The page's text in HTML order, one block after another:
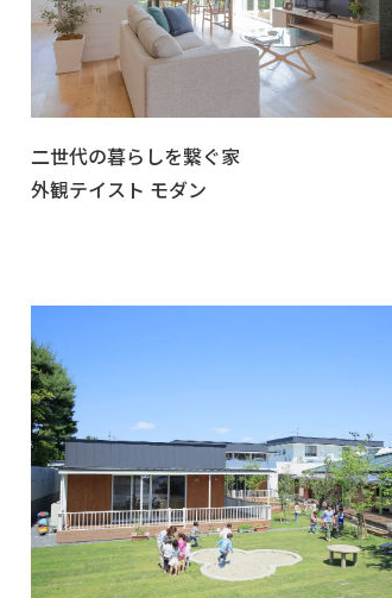
二世代の暮らしを繋ぐ家
外観テイスト モダン